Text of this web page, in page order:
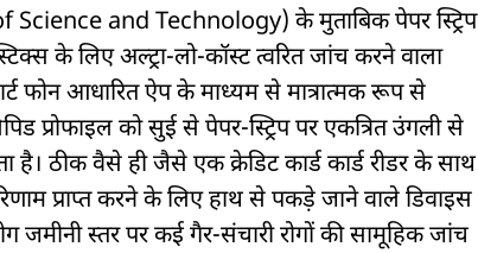
of Science and Technology) के मुताबिक पेपर स्ट्रिप
के लिए अल्ट्रा-लो-कॉस्ट त्वरित जांच करने वाला
फोन आधारित ऐप के माध्यम से मात्रात्मक रूप से
प्रोफाइल को सुई से पेपर-स्ट्रिप पर एकत्रित उंगली से
ठीक वैसे ही जैसे एक क्रेडिट कार्ड कार्ड रीडर के साथ
प्राप्त करने के लिए हाथ से पकड़े जाने वाले डिवाइस
स्तर पर कई गैर-संचारी रोगों की सामूहिक जांच